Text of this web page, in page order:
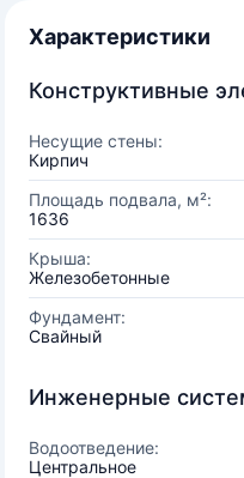
Характеристики
Конструктивные
Несущие стены:
Кирпич
Площадь подвала, м²:
1636
Крыша:
Железобетонные
Фундамент:
Свайный
Инженерные
Водоотведение:
Центральное